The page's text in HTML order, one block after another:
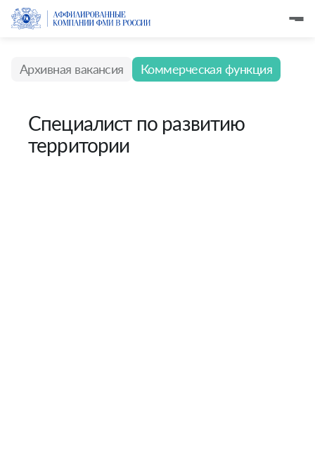
Архивная вакансия Коммерческая функция
Специалист по развитию
территории